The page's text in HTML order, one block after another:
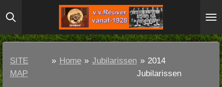
Ga
direct
naar
hoofdinhoud
SITE
MAP
» Home » Jubilarissen » 2014
Jubilarissen